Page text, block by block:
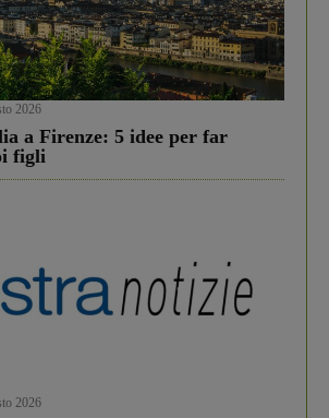
2026
a Firenze: 5 idee per far
figli
2026